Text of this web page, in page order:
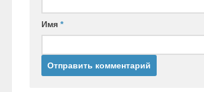
Имя *